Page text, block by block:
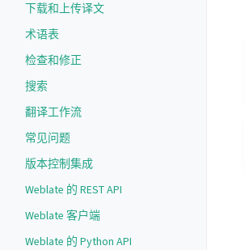
下载和上传译文
术语表
检查和修正
搜索
翻译工作流
常见问题
版本控制集成
Weblate 的 REST API
Weblate 客户端
Weblate 的 Python API